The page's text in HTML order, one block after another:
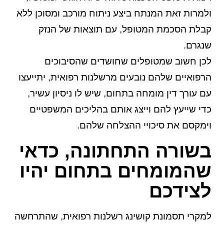
ולמרות זאת המנתח ביצע ניתוח מורכב ומסוכן ללא
קבלת הסכמת המטופל, עם תוצאות של הנזק
שנגרם.
לכן חשוב שמטופלים שחושדים שהסיבוכים
הרפואיים שלהם נובעים מרשלנות רפואית, יתייעצו
עם עורך דין מומחה בתחום, שיש לו ניסיון עשיר,
כדי שייעץ להם וייצג אותם בהליכים המשפטיים
וימקסם את סיכויי ההצלחה שלהם.
בשורה התחתונה, כדאי
שהמומחים בתחום יהיו
לצידכם
למקרי תסמונת קושינג רשלנות רפואית, שהתרחשה